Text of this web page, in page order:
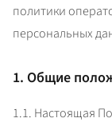
политики
персональных
1. Общие
1.1. Настоящая